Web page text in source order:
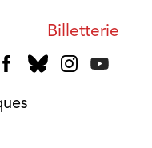
Billetterie